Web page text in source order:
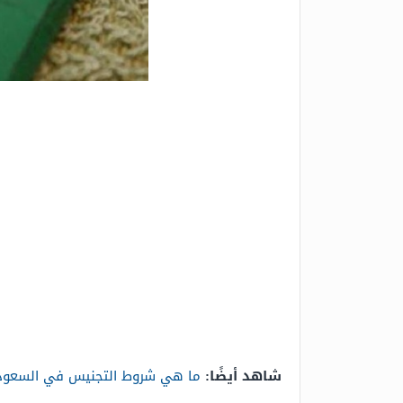
شاهد أيضًا: ما هي شروط التجنيس في